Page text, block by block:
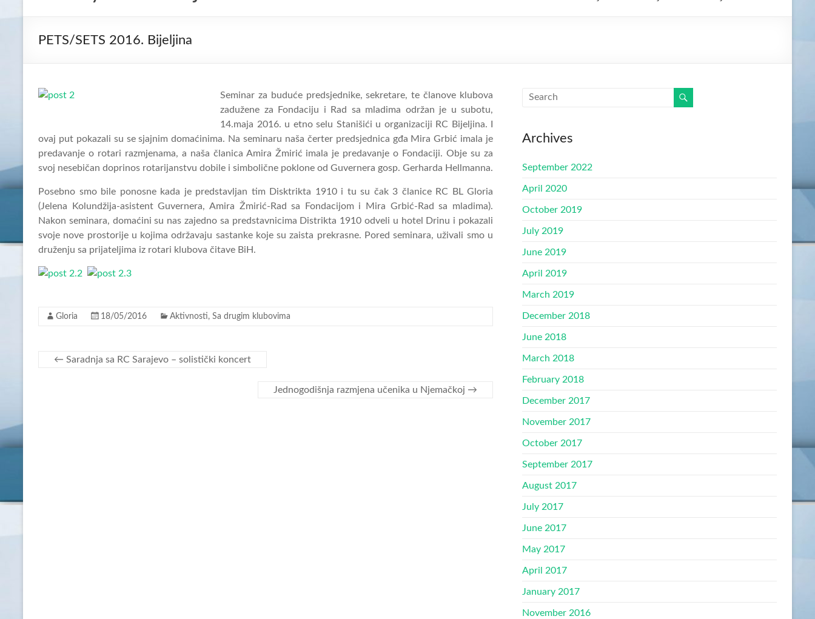
PETS/SETS 2016. Bijeljina
Seminar za buduće predsjednike, sekretare, te članove klubova
zadužene za Fondaciju i Rad sa mladima održan je u subotu,
14.maja 2016. u etno selu Stanišići u organizaciji RC Bijeljina. I
ovaj put pokazali su se sjajnim domaćinima. Na seminaru naša čerter predsjednica gđa Mira Grbić imala je
predavanje o rotari razmjenama, a naša članica Amira Žmirić imala je predavanje o Fondaciji. Obje su za
svoj nesebičan doprinos rotarijanstvu dobile i simbolične poklone od Guvernera gosp. Gerharda Hellmanna.
Posebno smo bile ponosne kada je predstavljan tim Disktrikta 1910 i tu su čak 3 članice RC BL Gloria
(Jelena Kolundžija-asistent Guvernera, Amira Žmirić-Rad sa Fondacijom i Mira Grbić-Rad sa mladima).
Nakon seminara, domaćini su nas zajedno sa predstavnicima Distrikta 1910 odveli u hotel Drinu i pokazali
svoje nove prostorije u kojima održavaju sastanke koje su zaista prekrasne. Pored seminara, uživali smo u
druženju sa prijateljima iz rotari klubova čitave BiH.
Gloria 18/05/2016 Aktivnosti, Sa drugim klubovima
← Saradnja sa RC Sarajevo – solistički koncert
Jednogodišnja razmjena učenika u Njemačkoj →
Archives
September 2022
April 2020
October 2019
July 2019
June 2019
April 2019
March 2019
December 2018
June 2018
March 2018
February 2018
December 2017
November 2017
October 2017
September 2017
August 2017
July 2017
June 2017
May 2017
April 2017
January 2017
November 2016